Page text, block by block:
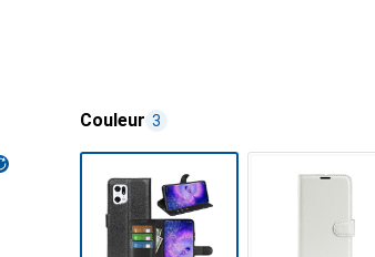
Couleur 3